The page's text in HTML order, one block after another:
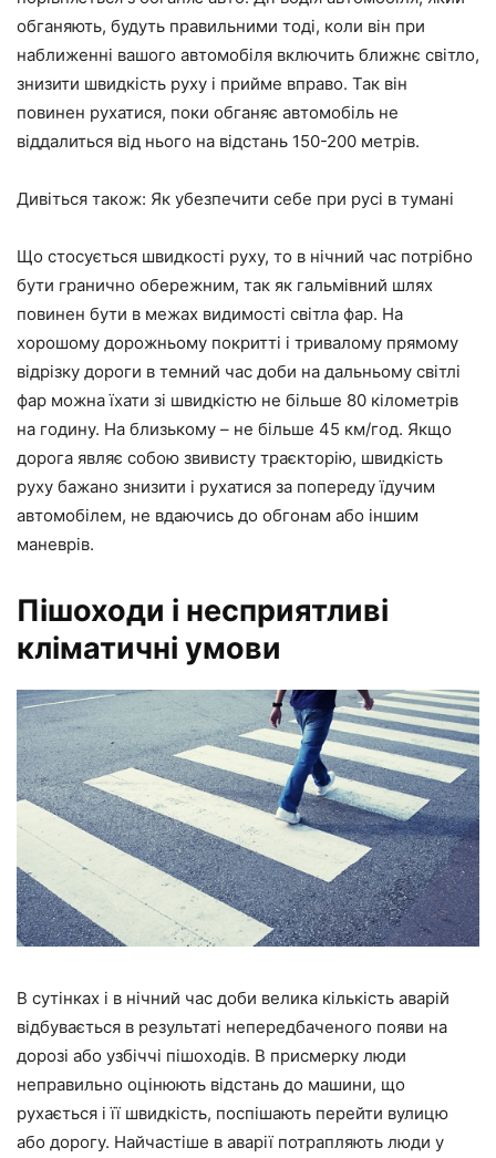
обганяють, будуть правильними тоді, коли він при
наближенні вашого автомобіля включить ближнє світло,
знизити швидкість руху і прийме вправо. Так він
повинен рухатися, поки обганяє автомобіль не
віддалиться від нього на відстань 150-200 метрів.
Дивіться також: Як убезпечити себе при русі в тумані
Що стосується швидкості руху, то в нічний час потрібно
бути гранично обережним, так як гальмівний шлях
повинен бути в межах видимості світла фар. На
хорошому дорожньому покритті і тривалому прямому
відрізку дороги в темний час доби на дальньому світлі
фар можна їхати зі швидкістю не більше 80 кілометрів
на годину. На близькому – не більше 45 км/год. Якщо
дорога являє собою звивисту траєкторію, швидкість
руху бажано знизити і рухатися за попереду їдучим
автомобілем, не вдаючись до обгонам або іншим
маневрів.
Пішоходи і несприятливі
кліматичні умови
В сутінках і в нічний час доби велика кількість аварій
відбувається в результаті непередбаченого появи на
дорозі або узбіччі пішоходів. В присмерку люди
неправильно оцінюють відстань до машини, що
рухається і її швидкість, поспішають перейти вулицю
або дорогу. Найчастіше в аварії потрапляють люди у